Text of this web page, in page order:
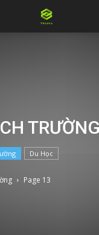
Page 13
TRƯỜNG
Du Học